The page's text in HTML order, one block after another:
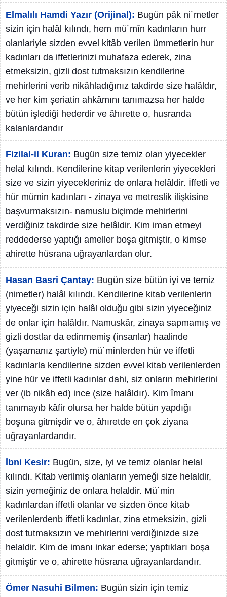
Elmalılı Hamdi Yazır (Orijinal): Bugün pâk ni´metler
sizin için halâl kılındı, hem mü´mîn kadınların hurr
olanlariyle sizden evvel kitâb verilen ümmetlerin hur
kadınları da iffetlerinizi muhafaza ederek, zina
etmeksizin, gizli dost tutmaksızın kendilerine
mehirlerini verib nikâhladığınız takdirde size halâldır,
ve her kim şeriatin ahkâmını tanımazsa her halde
bütün işlediği hederdir ve âhırette o, husranda
kalanlardandır
Fizilal-il Kuran: Bugün size temiz olan yiyecekler
helal kılındı. Kendilerine kitap verilenlerin yiyecekleri
size ve sizin yiyecekleriniz de onlara helâldir. İffetli ve
hür mümin kadınları - zinaya ve metreslik ilişkisine
başvurmaksızın- namuslu biçimde mehirlerini
verdiğiniz takdirde size helâldir. Kim iman etmeyi
reddederse yaptığı ameller boşa gitmiştir, o kimse
ahirette hüsrana uğrayanlardan olur.
Hasan Basri Çantay: Bugün size bütün iyi ve temiz
(nimetler) halâl kılındı. Kendilerine kitab verilenlerin
yiyeceği sizin için halâl olduğu gibi sizin yiyeceğiniz
de onlar için halâldır. Namuskâr, zinaya sapmamış ve
gizli dostlar da edinmemiş (insanlar) haalinde
(yaşamanız şartiyle) mü´minlerden hür ve iffetli
kadınlarla kendilerine sizden evvel kitab verilenlerden
yine hür ve iffetli kadınlar dahi, siz onların mehirlerini
ver (ib nikâh ed) ince (size halâldır). Kim îmanı
tanımayıb kâfir olursa her halde bütün yapdığı
boşuna gitmişdir ve o, âhıretde en çok ziyana
uğrayanlardandır.
İbni Kesir: Bugün, size, iyi ve temiz olanlar helal
kılındı. Kitab verilmiş olanların yemeği size helaldir,
sizin yemeğiniz de onlara helaldir. Mü´min
kadınlardan iffetli olanlar ve sizden önce kitab
verilenlerdenb iffetli kadınlar, zina etmeksizin, gizli
dost tutmaksızın ve mehirlerini verdiğinizde size
helaldir. Kim de imanı inkar ederse; yaptıkları boşa
gitmiştir ve o, ahirette hüsrana uğrayanlardandır.
Ömer Nasuhi Bilmen: Bugün sizin için temiz